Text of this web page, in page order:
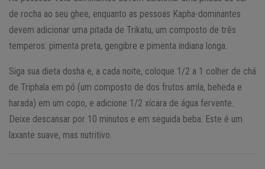
de rocha ao seu ghee, enquanto as pessoas Kapha-dominantes
devem adicionar uma pitada de Trikatu, um composto de três
temperos: pimenta preta, gengibre e pimenta indiana longa.
Siga sua dieta dosha e, a cada noite, coloque 1/2 a 1 colher de chá
de Triphala em pó (um composto de dos frutos amla, beheda e
harada) em um copo, e adicione 1/2 xícara de água fervente.
Deixe descansar por 10 minutos e em seguida beba. Este é um
laxante suave, mas nutritivo.